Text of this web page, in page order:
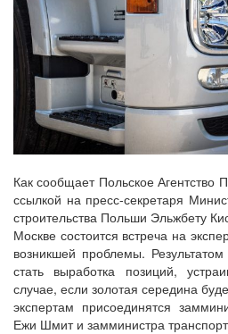
Как сообщает Польское
ссылкой на пресс-секретаря
строительства Польши Эльжбету
Москве состоится встреча на
возникшей проблемы.
стать выработка позиций,
случае, если золотая середина
экспертам присоединятся
Ежи Шмит и замминистра